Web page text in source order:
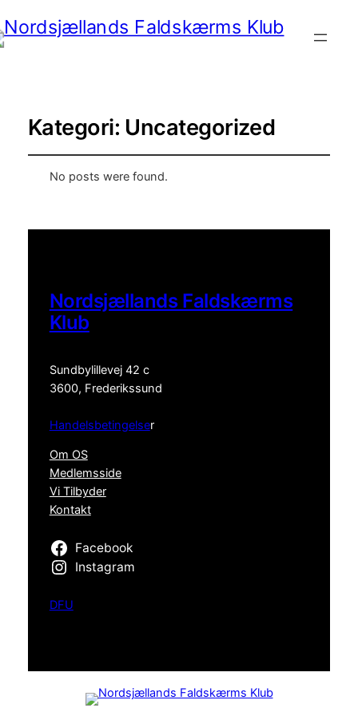
Kategori: Uncategorized
No posts were found.
Nordsjællands Faldskærms
Klub
Sundbylillevej 42 c
3600, Frederikssund
Handelsbetingelser
Om OS
Medlemsside
Vi Tilbyder
Kontakt
Facebook
Instagram
DFU